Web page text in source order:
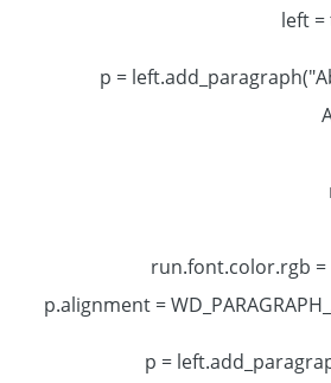
left
p =
run.font.color.rgb =
p.alignment =
p =